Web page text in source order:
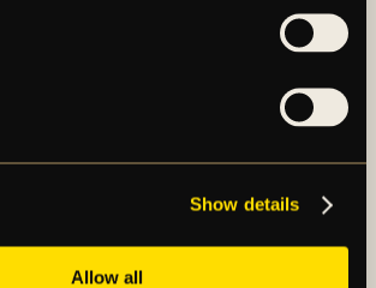
Show details
Allow all
är en ideell förening grundad
samhällsengagemang i S...